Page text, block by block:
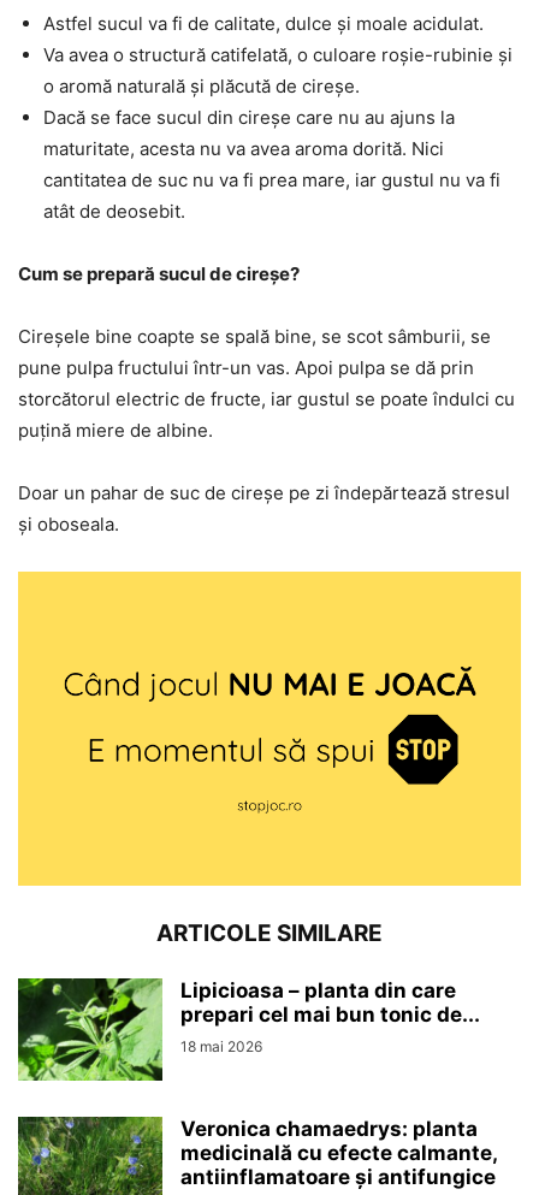
Astfel sucul va fi de calitate, dulce și moale acidulat.
Va avea o structură catifelată, o culoare roșie-rubinie și
o aromă naturală și plăcută de cireșe.
Dacă se face sucul din cireșe care nu au ajuns la
maturitate, acesta nu va avea aroma dorită. Nici
cantitatea de suc nu va fi prea mare, iar gustul nu va fi
atât de deosebit.
Cum se prepară sucul de cireșe?
Cireșele bine coapte se spală bine, se scot sâmburii, se
pune pulpa fructului într-un vas. Apoi pulpa se dă prin
storcătorul electric de fructe, iar gustul se poate îndulci cu
puțină miere de albine.
Doar un pahar de suc de cireșe pe zi îndepărtează stresul
și oboseala.
ARTICOLE SIMILARE
Lipicioasa – planta din care
prepari cel mai bun tonic de...
18 mai 2026
Veronica chamaedrys: planta
medicinală cu efecte calmante,
antiinflamatoare și antifungice